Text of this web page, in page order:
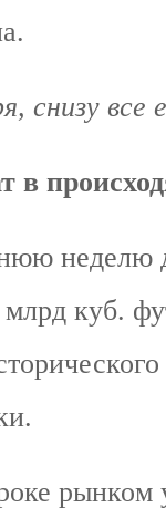
cнизу
в
неделю
куб.
рынком